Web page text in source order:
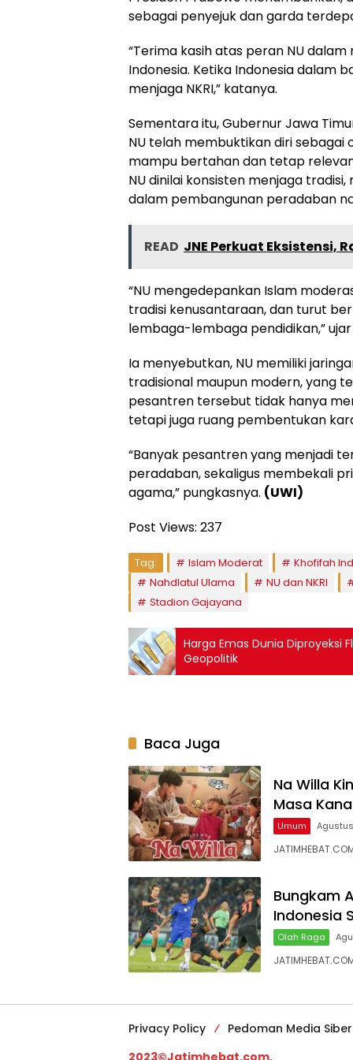
sebagai penyejuk dan garda
“Terima kasih atas peran NU
Indonesia. Ketika Indonesia dalam
menjaga NKRI,” katanya.
Sementara itu, Gubernur Jawa
NU telah membuktikan diri
mampu bertahan dan tetap
NU dinilai konsisten menjaga
dalam pembangunan peradaban
READ JNE Perkuat Eksistensi,
“NU mengedepankan Islam
tradisi kenusantaraan, dan turut
lembaga-lembaga pendidikan,”
Ia menyebutkan, NU memiliki
tradisional maupun modern, yang
pesantren tersebut tidak hanya
tetapi juga ruang pembentukan
“Banyak pesantren yang menjadi
peradaban, sekaligus membekali
agama,” pungkasnya. (UWI)
Post Views: 237
Tag: Islam Moderat
Khofifah
Nahdlatul Ulama
NU dan NKRI
Stadion Gajayana
Harga Emas Dunia Diproyeksi
Geopolitik
Baca Juga
Na Willa
Masa
Umum
Bungkam
Indonesia
Olah Raga
Privacy Policy
Pedoman Media Siber